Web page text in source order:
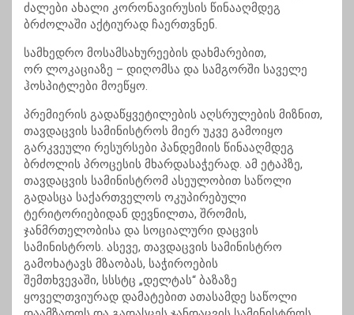
ძალები ახალი კორონავირუსის წინააღმდეგ
ბრძოლაში აქტიურად ჩაერთვნენ.
სამხედრო მოსამსახურეების დახმარებით,
ორ ლოკაციაზე – დიღომსა და სამგორში საველე
ჰოსპიტლები მოეწყო.
პრემიერის გადაწყვეტილების აღსრულების მიზნით,
თავდაცვის სამინისტროს მიერ უკვე გამოიყო
გარკვეული რესურსები პანდემიის წინააღმდეგ
ბრძოლის პროცესის მხარდასაჭერად. ამ ეტაპზე,
თავდაცვის სამინისტრომ ასეულობით საწოლი
გადასცა საქართველოს ოკუპირებული
ტერიტორიებიდან დევნილთა, შრომის,
ჯანმრთელობისა და სოციალური დაცვის
სამინისტროს. ასევე, თავდაცვის სამინისტრო
გამოხატავს მზაობას, საჭიროების
შემთხვევაში, სსსტც „დელტას“ ბაზაზე
ყოველთვიურად დამატებით ათასამდე საწოლი